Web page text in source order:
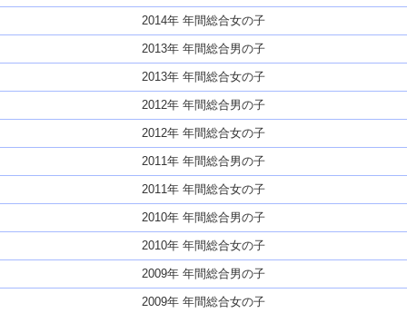
2014年 年間総合女の子
2013年 年間総合男の子
2013年 年間総合女の子
2012年 年間総合男の子
2012年 年間総合女の子
2011年 年間総合男の子
2011年 年間総合女の子
2010年 年間総合男の子
2010年 年間総合女の子
2009年 年間総合男の子
2009年 年間総合女の子